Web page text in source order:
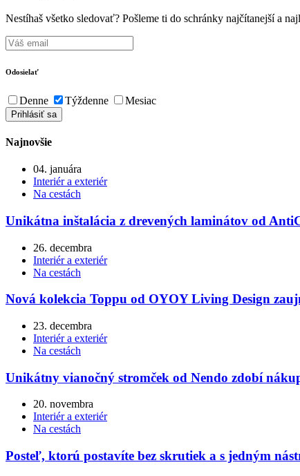
Nestíhaš všetko sledovať? Pošleme ti do schránky najčítanejší a
Odosielať
Denne Týždenne Mesiac
Najnovšie
04. januára
Interiér a exteriér
Na cestách
Unikátna inštalácia z drevených laminátov od
26. decembra
Interiér a exteriér
Na cestách
Nová kolekcia Toppu od OYOY Living Design
23. decembra
Interiér a exteriér
Na cestách
Unikátny vianočný stromček od Nendo zdobí
20. novembra
Interiér a exteriér
Na cestách
Posteľ, ktorú postavíte bez skrutiek a s jedným